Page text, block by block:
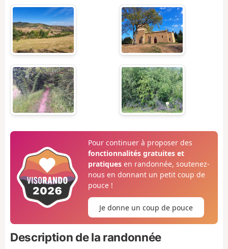
Pour continuer à proposer des
fonctionnalités gratuites et
pratiquesen randonnée, soutenez-
nous en donnant un petit coup de
pouce !
Je donne un coup de pouce
Description de la randonnée